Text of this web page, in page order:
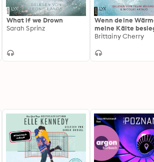
What if we Drown
Sarah Sprinz
Wenn deine
meine Kälte
Coldest Winter-
Brittainy Cherry